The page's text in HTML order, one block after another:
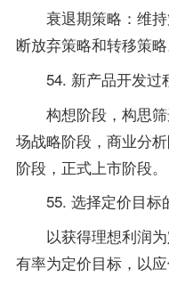
衰退期策略：维持
断放弃策略和转移策略
54. 新产品开发过
构想阶段，构思筛
场战略阶段，商业分
阶段，正式上市阶段。
55. 选择定价目标
以获得理想利润为
有率为定价目标，以